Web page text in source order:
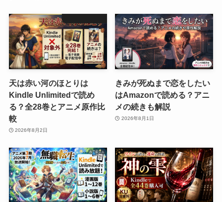
天は赤い河のほとりは
Kindle Unlimitedで読め
る？全28巻とアニメ原作比
較
2026年8月2日
きみが死ぬまで恋をしたい
はAmazonで読める？アニ
メの続きも解説
2026年8月1日